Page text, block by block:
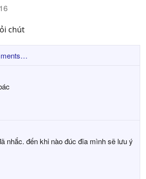
chút
nhắc. đến khi nào đúc đĩa mình sẽ lưu ý